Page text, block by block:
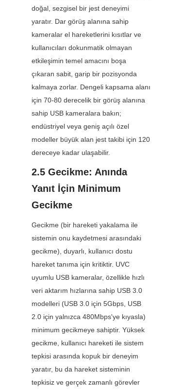
doğal, sezgisel bir jest deneyimi
yaratır. Dar görüş alanına sahip
kameralar el hareketlerini kısıtlar ve
kullanıcıları dokunmatik olmayan
etkileşimin temel amacını boşa
çıkaran sabit, garip bir pozisyonda
kalmaya zorlar. Dengeli kapsama alanı
için 70-80 derecelik bir görüş alanına
sahip USB kameralara bakın;
endüstriyel veya geniş açılı özel
modeller büyük alan jest takibi için 120
dereceye kadar ulaşabilir.
2.5 Gecikme: Anında
Yanıt İçin Minimum
Gecikme
Gecikme (bir hareketi yakalama ile
sistemin onu kaydetmesi arasındaki
gecikme), duyarlı, kullanıcı dostu
hareket tanıma için kritiktir. UVC
uyumlu USB kameralar, özellikle hızlı
veri aktarım hızlarına sahip USB 3.0
modelleri (USB 3.0 için 5Gbps, USB
2.0 için yalnızca 480Mbps'ye kıyasla)
minimum gecikmeye sahiptir. Yüksek
gecikme, kullanıcı hareketi ile sistem
tepkisi arasında kopuk bir deneyim
yaratır, bu da hareket sisteminin
tepkisiz ve gerçek zamanlı görevler